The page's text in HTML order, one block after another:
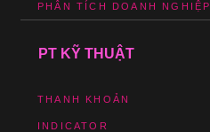
PHÂN TÍCH DOANH NGHIỆP
PT KỸ THUẬT
THANH KHOẢN
INDICATOR